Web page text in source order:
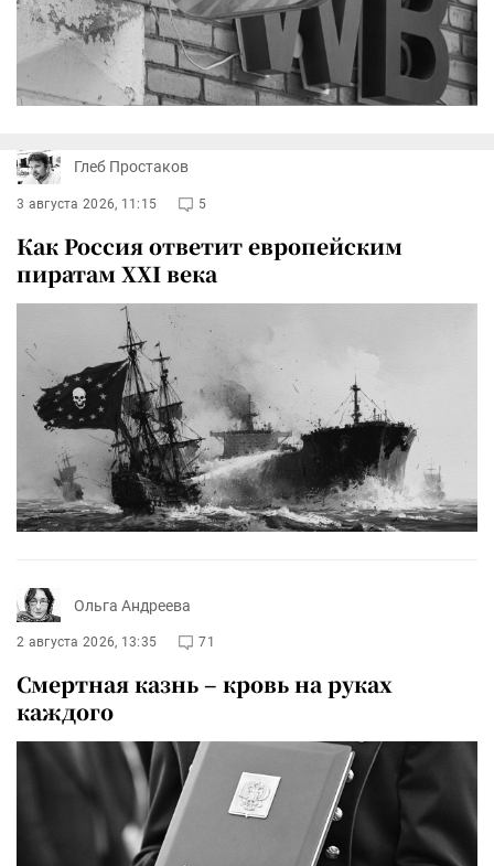
Глеб Простаков
3 августа 2026, 11:15 5
Как Россия ответит европейским
пиратам XXI века
Ольга Андреева
2 августа 2026, 13:35 71
Смертная казнь – кровь на руках
каждого